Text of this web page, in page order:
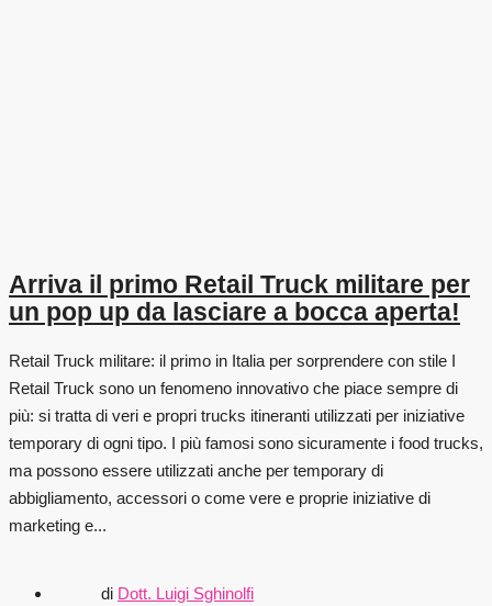
Arriva il primo Retail Truck militare per
un pop up da lasciare a bocca aperta!
Retail Truck militare: il primo in Italia per sorprendere con stile I
Retail Truck sono un fenomeno innovativo che piace sempre di
più: si tratta di veri e propri trucks itineranti utilizzati per iniziative
temporary di ogni tipo. I più famosi sono sicuramente i food trucks,
ma possono essere utilizzati anche per temporary di
abbigliamento, accessori o come vere e proprie iniziative di
marketing e...
di Dott. Luigi Sghinolfi